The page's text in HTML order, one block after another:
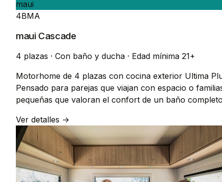
maui
4BMA
maui Cascade
4 plazas · Con baño y ducha · Edad mínima 21+
Motorhome de 4 plazas con cocina exterior Ultima
Pensado para parejas que viajan con espacio o
pequeñas que valoran el confort de un baño
Ver detalles →